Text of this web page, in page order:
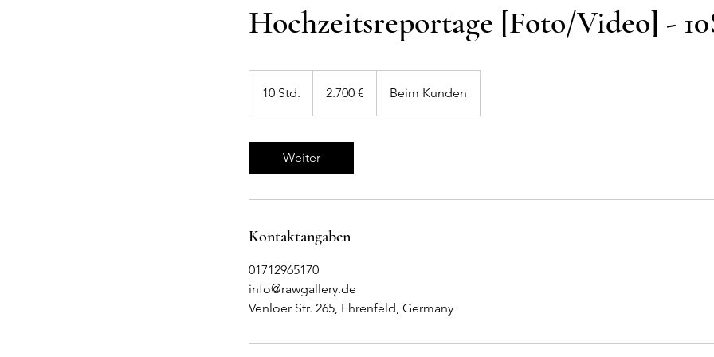
Hochzeitsreportage [Foto/Video] -
10 Std.
0
t
2.700 € Beim Kunden
Weiter
Kontaktangaben
01712965170
info@rawgallery.de
Venloer Str. 265, Ehrenfeld, Germany